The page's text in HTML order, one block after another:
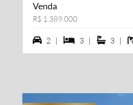
Venda
R$ 1.389.000
2 vagas na garagem
2 | 3 dormiórios
3 | 3 suítes
3 |